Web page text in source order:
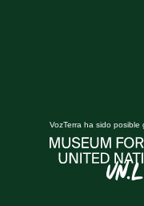
VozTerra ha sido posible